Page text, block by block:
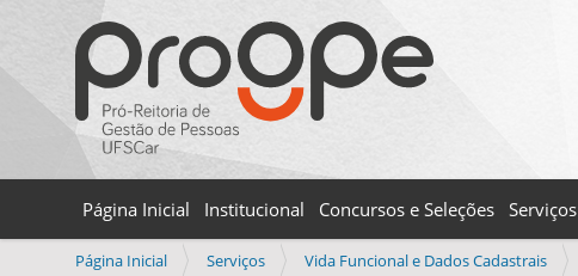
Página Inicial Institucional Concursos e Seleções Serviços
V
Página Inicial Serviços Vida Funcional e Dados Cadastrais